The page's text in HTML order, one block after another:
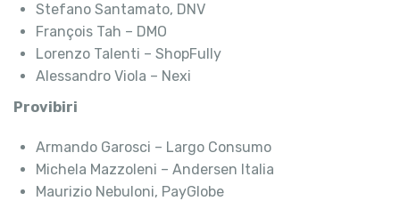
Stefano Santamato, DNV
François Tah – DMO
Lorenzo Talenti – ShopFully
Alessandro Viola – Nexi
Provibiri
Armando Garosci – Largo Consumo
Michela Mazzoleni – Andersen Italia
Maurizio Nebuloni, PayGlobe